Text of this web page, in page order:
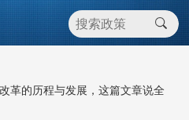
革的历程与发展，这篇文章说全